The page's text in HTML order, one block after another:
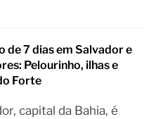
de 7 dias em Salvador e
Pelourinho, ilhas e
Forte
capital da Bahia, é